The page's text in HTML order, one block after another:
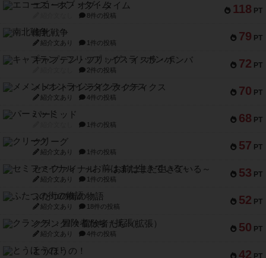
118 PT
エコーズ・オブ・タイム
8件の投稿
79 PT
南北戦争
紹介文あり 1件の投稿
72 PT
キャプテン・フリップ：イスラ・ボンバ
2件の投稿
70 PT
メメントオンラインタクティクス
紹介文あり 4件の投稿
68 PT
パーミッド
1件の投稿
57 PT
クリーグ
紹介文あり 1件の投稿
53 PT
セミファイナル ～お前はまだ生きている～
紹介文あり 1件の投稿
52 PT
ふたつの街の物語
紹介文あり 18件の投稿
50 PT
クランク! ：冒険者たち（拡張）
紹介文あり 4件の投稿
42 PT
とうほうの！